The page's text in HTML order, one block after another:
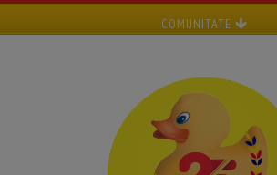
COMUNITATE